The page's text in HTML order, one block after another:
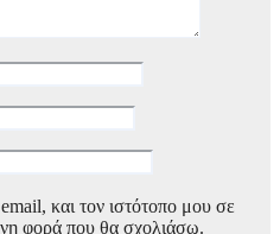
και τον ιστότοπο μου σε
φορά που θα σχολιάσω.